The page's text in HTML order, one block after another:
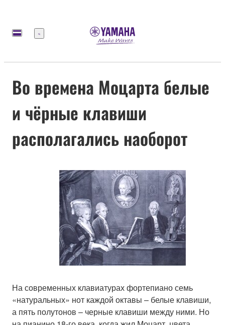
Меню
Во времена Моцарта белые
и чёрные клавиши
располагались наоборот
На современных клавиатурах фортепиано семь
«натуральных» нот каждой октавы – белые клавиши,
а пять полутонов – черные клавиши между ними. Но